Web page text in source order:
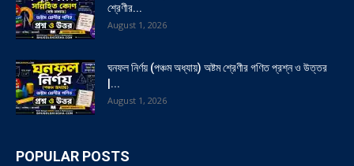
শ্রেণীর...
August 1, 2026
ঘনফল নির্ণয় (পঞ্চম অধ্যায়) অষ্টম শ্রেণীর গণিত প্রশ্ন ও উত্তর
|...
August 1, 2026
POPULAR POSTS